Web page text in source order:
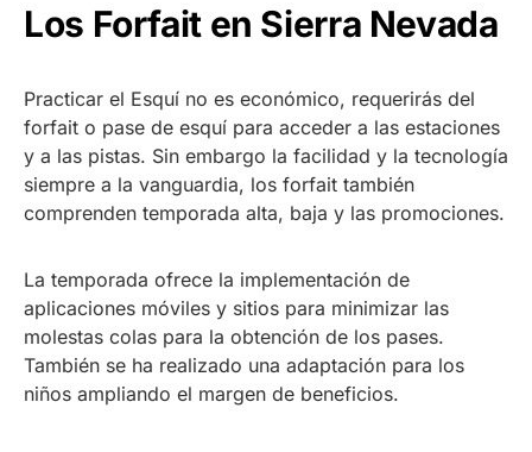
Los Forfait en Sierra Nevada
Practicar el Esquí no es económico, requerirás del
forfait o pase de esquí para acceder a las estaciones
y a las pistas. Sin embargo la facilidad y la tecnología
siempre a la vanguardia, los forfait también
comprenden temporada alta, baja y las promociones.
La temporada ofrece la implementación de
aplicaciones móviles y sitios para minimizar las
molestas colas para la obtención de los pases.
También se ha realizado una adaptación para los
niños ampliando el margen de beneficios.